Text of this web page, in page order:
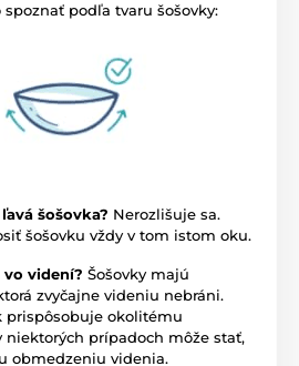
podľa tvaru šošovky:
šošovka? Nerozlišuje sa.
šošovku vždy v tom istom oku.
vo videní? Šošovky majú
zvyčajne videniu nebráni.
prispôsobuje okolitému
niektorých prípadoch môže stať,
obmedzeniu videnia.